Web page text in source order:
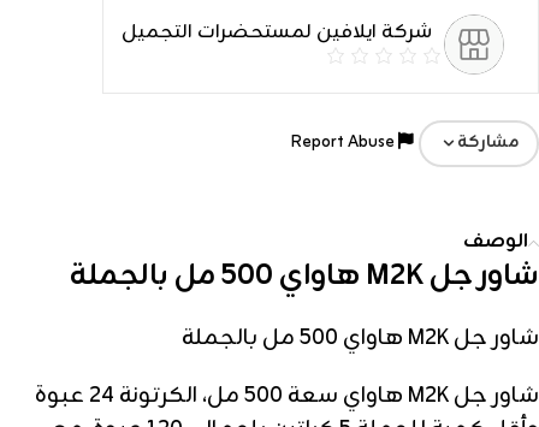
شركة ايلافين لمستحضرات التجميل
مشاركة
الوصف
شاور جل M2K هاواي 500 مل بالجملة
شاور جل M2K هاواي 500 مل بالجملة
شاور جل M2K هاواي سعة 500 مل، الكرتونة 24 عبوة